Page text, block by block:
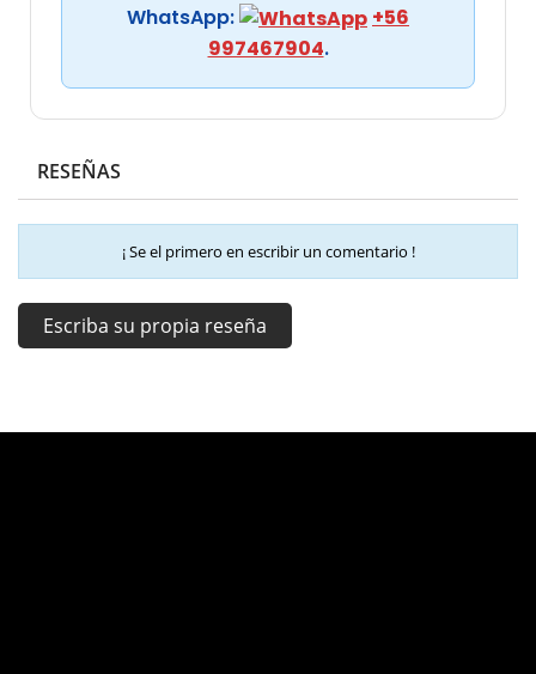
WhatsApp:
+56
997467904.
RESEÑAS
¡ Se el primero en escribir un comentario !
Escriba su propia reseña